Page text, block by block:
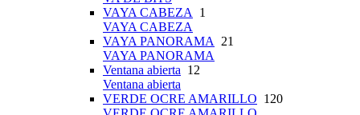
VAYA CABEZA
1
VAYA CABEZA
VAYA PANORAMA
21
VAYA PANORAMA
Ventana abierta 12
Ventana abierta
VERDE OCRE AMARILLO 120